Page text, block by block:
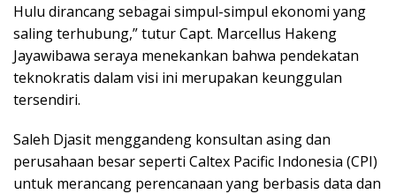
Hulu dirancang sebagai simpul-simpul ekonomi yang
saling terhubung,” tutur Capt. Marcellus Hakeng
Jayawibawa seraya menekankan bahwa pendekatan
teknokratis dalam visi ini merupakan keunggulan
tersendiri.
Saleh Djasit menggandeng konsultan asing dan
perusahaan besar seperti Caltex Pacific Indonesia (CPI)
untuk merancang perencanaan yang berbasis data dan